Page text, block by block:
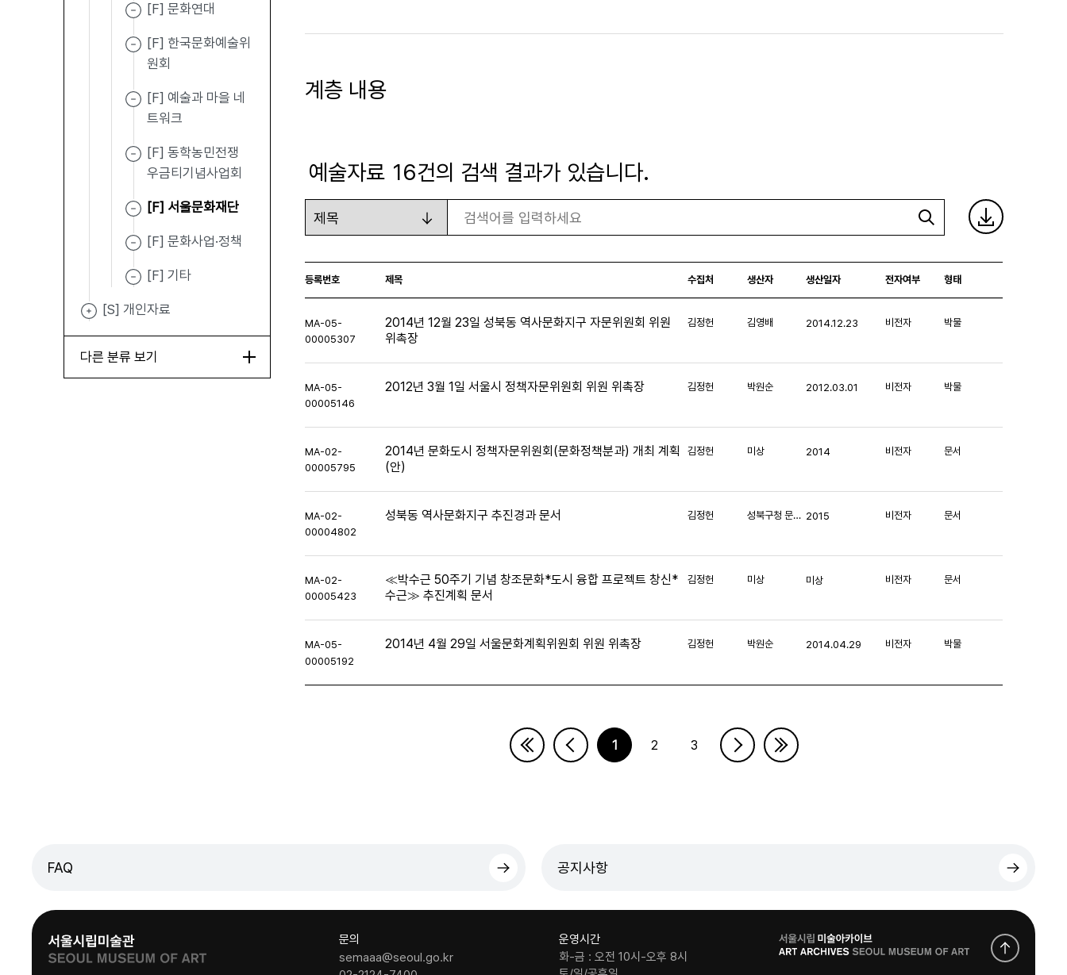
[F] 문화연대
[F] 한국문화예술위
원회
[F] 예술과 마을 네
트워크
[F] 동학농민전쟁
우금티기념사업회
[F] 서울문화재단
[F] 문화사업·정책
[F] 기타
[S] 개인자료
다른 분류 보기
계층 내용
예술자료 16건의 검색 결과가 있습니다.
검색
등록번호 제목 수집처 생산자 생산일자 전자여부 형태
MA-05-
00005307
2014년 12월 23일 성북동 역사문화지구 자문위원회 위원
위촉장
김정헌 김영배 2014.12.23 비전자 박물
MA-05-
00005146
2012년 3월 1일 서울시 정책자문위원회 위원 위촉장 김정헌 박원순 2012.03.01 비전자 박물
MA-02-
00005795
2014년 문화도시 정책자문위원회(문화정책분과) 개최 계획
(안)
김정헌 미상 2014 비전자 문서
MA-02-
00004802
성북동 역사문화지구 추진경과 문서 김정헌 성북구청 문화체육과 2015 비전자 문서
MA-02-
00005423
≪박수근 50주기 기념 창조문화*도시 융합 프로젝트 창신*
수근≫ 추진계획 문서
김정헌 미상 미상 비전자 문서
MA-05-
00005192
2014년 4월 29일 서울문화계획위원회 위원 위촉장 김정헌 박원순 2014.04.29 비전자 박물
1 2 3
FAQ 공지사항
문의
semaaa@seoul.go.kr
운영시간
화-금 : 오전 10시-오후 8시
로
고